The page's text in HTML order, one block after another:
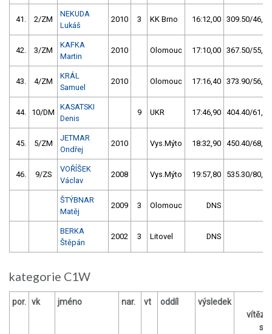
41. 2/ZM
NEKUDA
Lukáš
2010 3 KK Brno 16:12,00 309.50/46,7
42. 3/ZM
KAFKA
Martin
2010 Olomouc 17:10,00 367.50/55,5
43. 4/ZM
KRÁL
Samuel
2010 Olomouc 17:16,40 373.90/56,4
44. 10/DM
KASATSKI
Denis
9 UKR 17:46,90 404.40/61,0
45. 5/ZM
JETMAR
Ondřej
2010 Vys.Mýto 18:32,90 450.40/68,0
46. 9/ZS
VOŘÍŠEK
Václav
2008 Vys.Mýto 19:57,80 535.30/80,8
ŠTÝBNAR
Matěj
2009 3 Olomouc DNS
BERKA
Štěpán
2002 3 Litovel DNS
kategorie C1W
por. vk jméno nar. vt oddíl výsledek
s /